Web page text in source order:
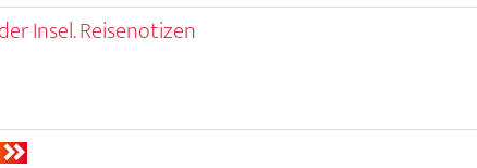
Insel. Reisenotizen